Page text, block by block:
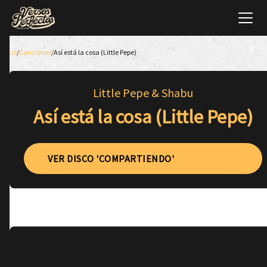
Inicio/Canciones/Así está la cosa (Little Pepe)
Little Pepe & Shabu
Así está la cosa (Little Pepe)
VER DISCO 'COMPARTIENDO'